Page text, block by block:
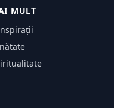
MULT